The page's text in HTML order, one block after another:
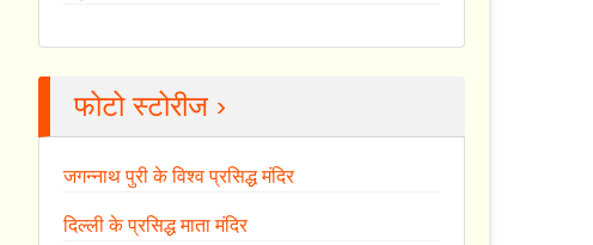
फोटो स्टोरीज ›
जगन्नाथ पुरी के विश्व प्रसिद्ध मंदिर
दिल्ली के प्रसिद्ध माता मंदिर